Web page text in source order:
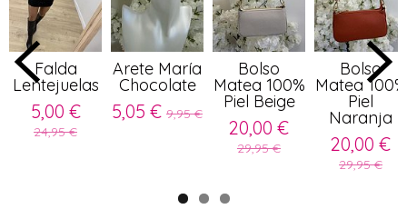
Falda
Lentejuelas
5,00 €
24,95 €
Arete María
Chocolate
5,05 € 9,95 €
Bolso
Matea 100%
Piel Beige
20,00 €
29,95 €
Bolso
Matea 100%
Piel
Naranja
20,00 €
29,95 €